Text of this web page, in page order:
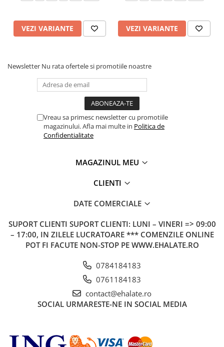
VEZI VARIANTE VEZI VARIANTE
Newsletter Nu rata ofertele si promotiile noastre
Vreau sa primesc newsletter cu promotiile
magazinului. Afla mai multe in Politica de
Confidentialitate
MAGAZINUL MEU
CLIENTI
DATE COMERCIALE
SUPORT CLIENTI SUPORT CLIENTI: LUNI – VINERI => 09:00
– 17:00, IN ZILELE LUCRATOARE *** COMENZILE ONLINE
POT FI FACUTE NON-STOP PE WWW.EHALATE.RO
0784184183
0761184183
contact@ehalate.ro
SOCIAL URMARESTE-NE IN SOCIAL MEDIA